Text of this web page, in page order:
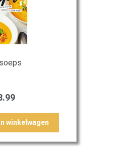
winkelwagen